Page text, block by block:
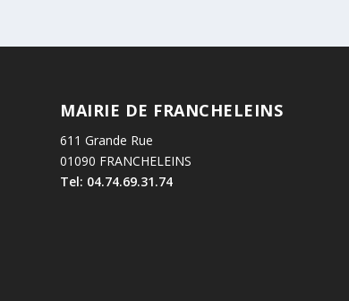
MAIRIE DE FRANCHELEINS
611 Grande Rue
01090 FRANCHELEINS
Tel: 04.74.69.31.74